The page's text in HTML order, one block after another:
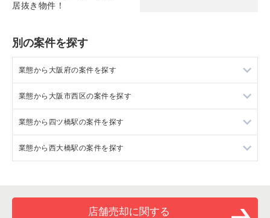
居抜き物件！
別の案件を探す
業態から大阪府の案件を探す
大阪府のラーメンの居抜き売却物件の案件一覧
大阪府のフランス料理の居抜き売却物件の案件一覧
大阪府のイタリア料理の居抜き売却物件の案件一覧
大阪府のそば・うどんの居抜き売却物件の案件一覧
業態から大阪市西区の案件を探す
大阪市西区のラーメンの居抜き売却物件の案件一覧
大阪市西区のイタリア料理の居抜き売却物件の案件一覧
大阪市西区の焼肉の居抜き売却物件の案件一覧
業態から四ツ橋駅の案件を探す
四ツ橋駅のラーメンの居抜き売却物件の案件一覧
四ツ橋駅の中華の居抜き売却物件の案件一覧
業態から西大橋駅の案件を探す
西大橋駅の鉄板焼き・お好み焼の居抜き売却物件の案件一覧
店舗売却に関する